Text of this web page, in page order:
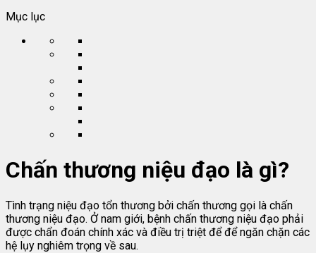
Mục lục
Chấn thương niệu đạo là gì?
Tình trạng niệu đạo tổn thương bởi chấn thương gọi là chấn
thương niệu đạo. Ở nam giới, bệnh chấn thương niệu đạo phải
được chẩn đoán chính xác và điều trị triệt để để ngăn chặn các
hệ lụy nghiêm trọng về sau.